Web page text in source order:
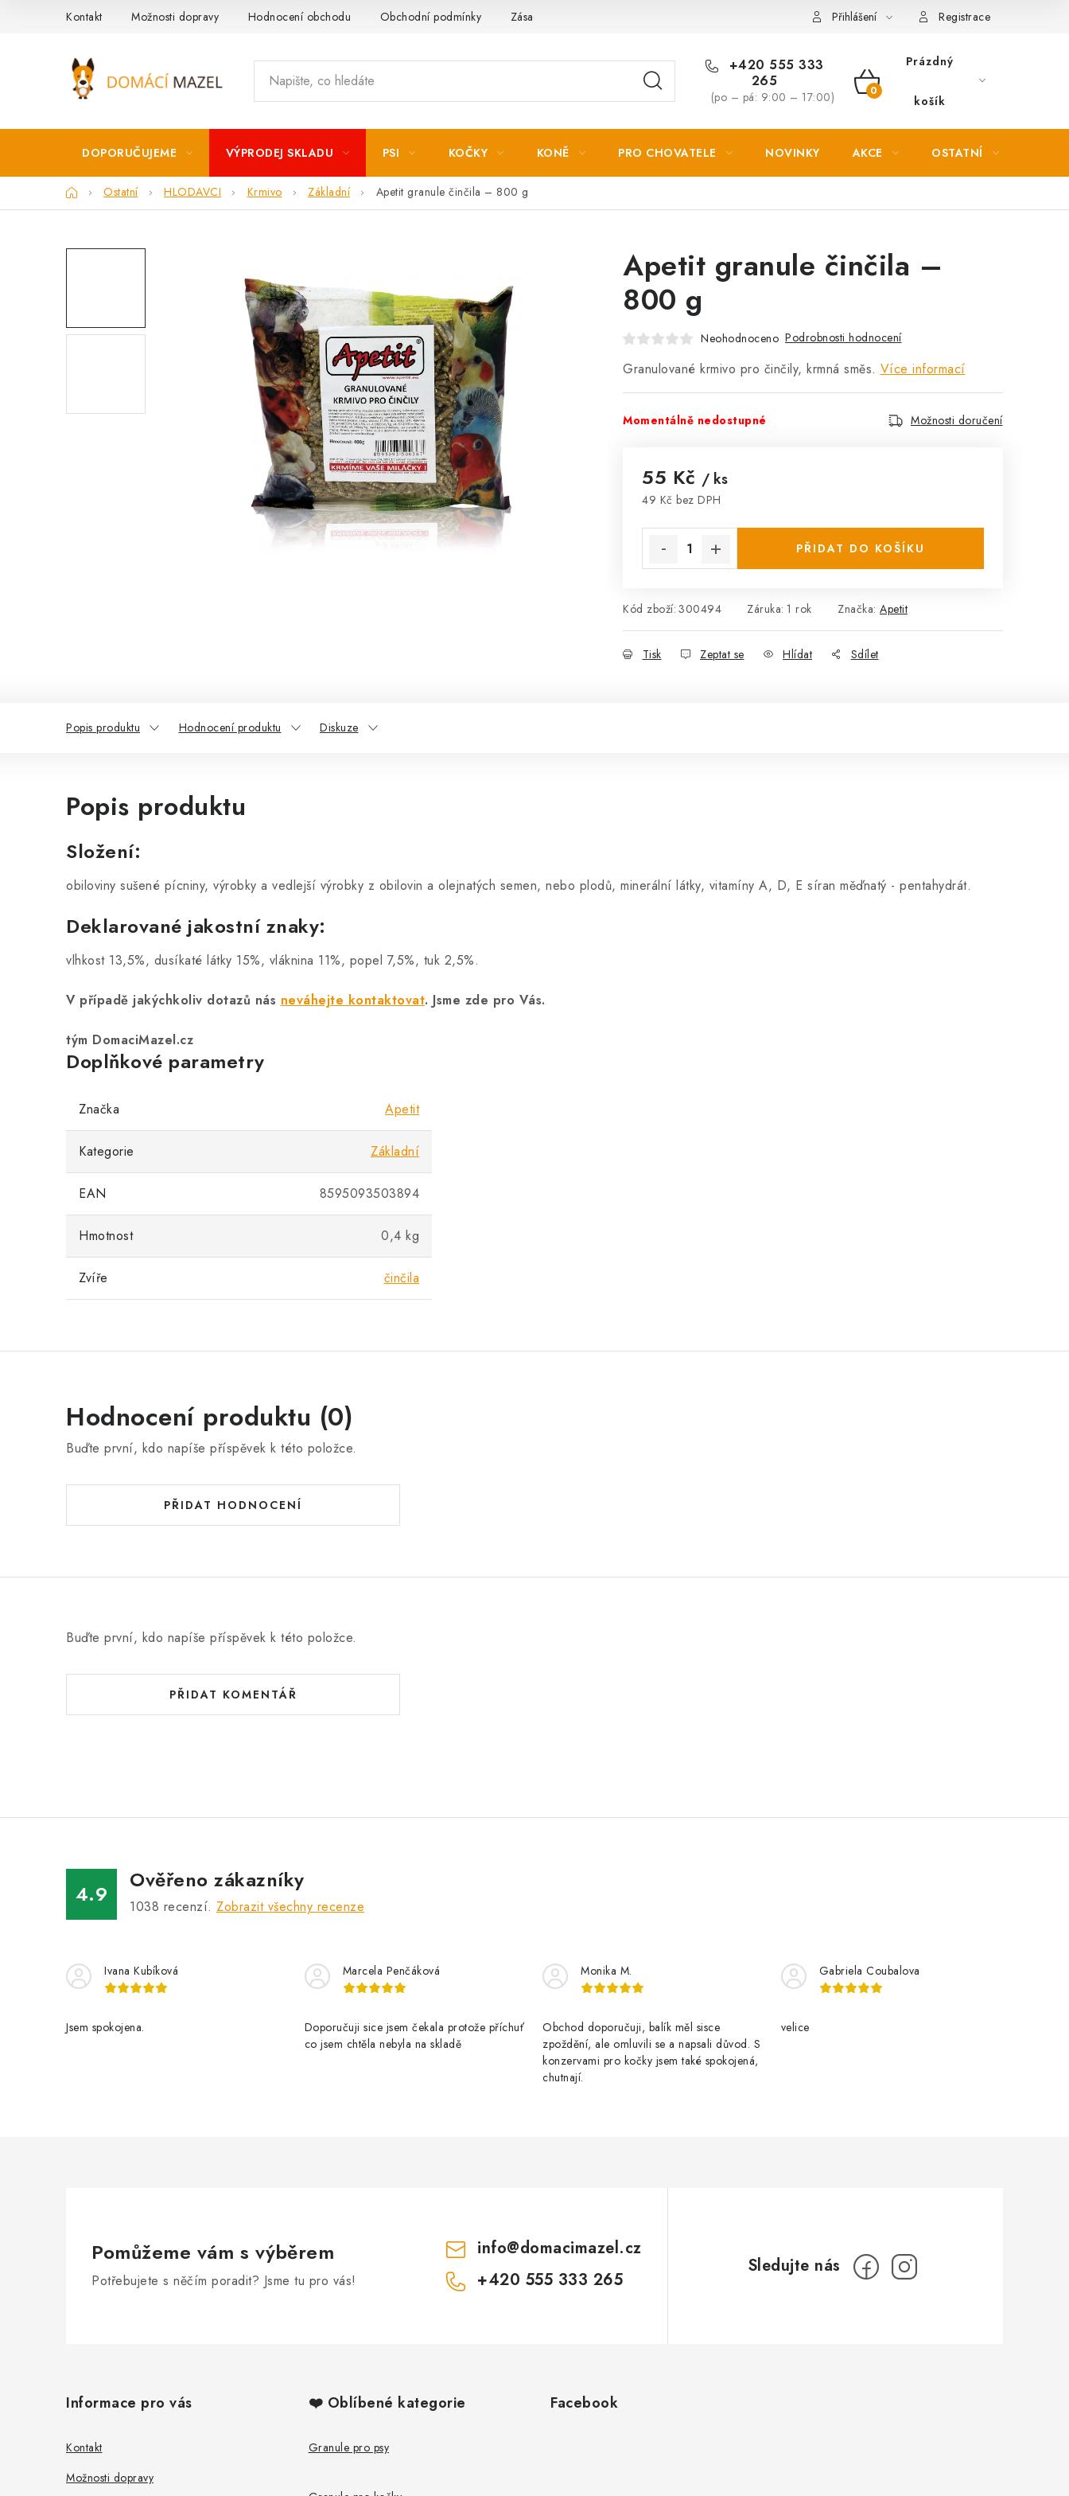
Kontakt Možnosti dopravy Hodnocení obchodu Obchodní podmínky Zásady zpracování osobních údajů Přihlášení Registrace
+420 555 333
265
(po – pá: 9:00 – 17:00)
NÁKUPNÍ
Prázdný
košík
DOPORUČUJEME VÝPRODEJ SKLADU PSI KOČKY KONĚ PRO CHOVATELE NOVINKY AKCE OSTATNÍ
DomůOstatní HLODAVCI Krmivo Základní Apetit granule činčila – 800 g
Apetit granule činčila –
800 g
Neohodnoceno Podrobnosti hodnocení
Granulované krmivo pro činčily, krmná směs. Více informací
Momentálně nedostupné Možnosti doručení
55 Kč / ks
49 Kč bez DPH
PŘIDAT DO KOŠÍKU
Kód zboží: 300494 Záruka: 1 rok Značka: Apetit
Tisk Zeptat se Hlídat Sdílet
Popis produktu Hodnocení produktu Diskuze
Popis produktu
Složení:
obiloviny sušené pícniny, výrobky a vedlejší výrobky z obilovin a olejnatých semen, nebo plodů, minerální látky, vitamíny A, D, E síran měďnatý - pentahydrát.
Deklarované jakostní znaky:
vlhkost 13,5%, dusíkaté látky 15%, vláknina 11%, popel 7,5%, tuk 2,5%.
V případě jakýchkoliv dotazů nás neváhejte kontaktovat. Jsme zde pro Vás.
tým DomaciMazel.cz
Doplňkové parametry
Značka Apetit
Kategorie Základní
EAN 8595093503894
Hmotnost 0,4 kg
Zvíře činčila
Hodnocení produktu (0)
Buďte první, kdo napíše příspěvek k této položce.
PŘIDAT HODNOCENÍ
Buďte první, kdo napíše příspěvek k této položce.
PŘIDAT KOMENTÁŘ
4.9
Ověřeno zákazníky
1038 recenzí. Zobrazit všechny recenze
Ivana Kubíková
Jsem spokojena.
Marcela Penčáková
Doporučuji sice jsem čekala protože příchuť
co jsem chtěla nebyla na skladě
Monika M.
Obchod doporučuji, balík měl sisce
zpoždění, ale omluvili se a napsali důvod. S
konzervami pro kočky jsem také spokojená,
chutnají.
Gabriela Coubalova
velice
Pomůžeme vám s výběrem
Potřebujete s něčím poradit? Jsme tu pro vás!
info@domacimazel.cz
+420 555 333 265
Informace pro vás
Kontakt
Možnosti dopravy
❤️ Oblíbené kategorie
Granule pro psy
Facebook